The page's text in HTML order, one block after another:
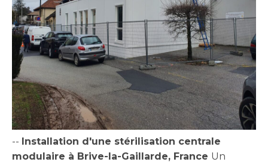
-- Installation d'une stérilisation centrale
modulaire à Brive-la-Gaillarde, France Un